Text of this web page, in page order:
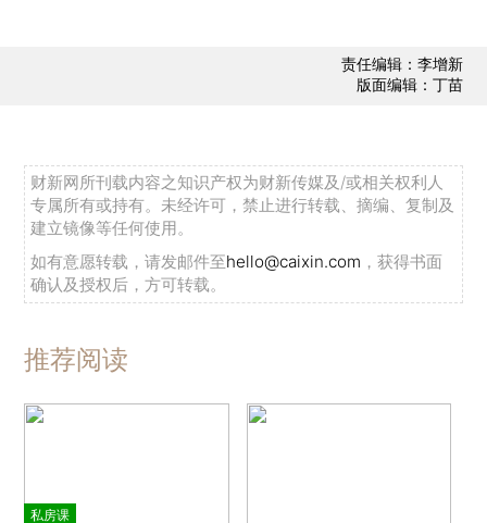
责任编辑：李增新
版面编辑：丁苗
财新网所刊载内容之知识产权为财新传媒及/或相关权利人
专属所有或持有。未经许可，禁止进行转载、摘编、复制及
建立镜像等任何使用。
如有意愿转载，请发邮件至hello@caixin.com ，获得书面
确认及授权后，方可转载。
推荐阅读
私房课